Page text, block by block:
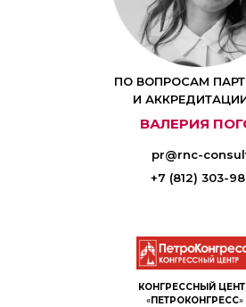
КОНГРЕССНЫЙ
«ПЕТРОКОНГРЕСС»
pr@rnc-
+7 (812) 303-
ВАЛЕРИЯ
ПО ВОПРОСАМ
И